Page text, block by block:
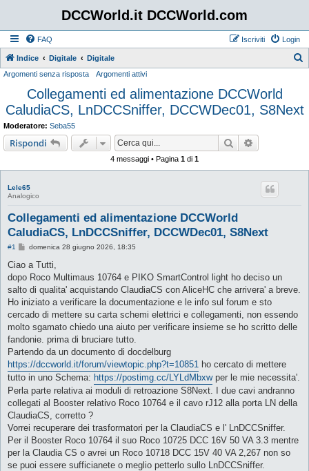
DCCWorld.it DCCWorld.com
FAQ Login
Iscriviti
Indice Digitale Digitale
Argomenti senza risposta Argomenti attivi
Collegamenti ed alimentazione DCCWorld
CaludiaCS, LnDCCSniffer, DCCWDec01, S8Next
Moderatore: Seba55
Rispondi Cerca
4 messaggi • Pagina 1 di 1
Lele65
Analogico
Collegamenti ed alimentazione DCCWorld
CaludiaCS, LnDCCSniffer, DCCWDec01, S8Next
#1
M
s
a
g
i
o
domenica 28 giugno 2026, 18:35
Ciao a Tutti,
dopo Roco Multimaus 10764 e PIKO SmartControl light ho deciso un
salto di qualita' acquistando ClaudiaCS con AliceHC che arrivera' a breve.
Ho iniziato a verificare la documentazione e le info sul forum e sto
cercado di mettere su carta schemi elettrici e collegamenti, non essendo
molto sgamato chiedo una aiuto per verificare insieme se ho scritto delle
fandonie. prima di bruciare tutto.
Partendo da un documento di docdelburg
https://dccworld.it/forum/viewtopic.php?t=10851 ho cercato di mettere
tutto in uno Schema: https://postimg.cc/LYLdMbxwper le mie necessita'.
Perla parte relativa ai moduli di retroazione S8Next. I due cavi andranno
collegati al Booster relativo Roco 10764 e il cavo rJ12 alla porta LN della
ClaudiaCS, corretto ?
Vorrei recuperare dei trasformatori per la ClaudiaCS e l' LnDCCSniffer.
Per il Booster Roco 10764 il suo Roco 10725 DCC 16V 50 VA 3.3 mentre
per la Claudia CS o avrei un Roco 10718 DCC 15V 40 VA 2,267 non so
se puoi essere sufficianete o meglio petterlo sullo LnDCCSniffer.